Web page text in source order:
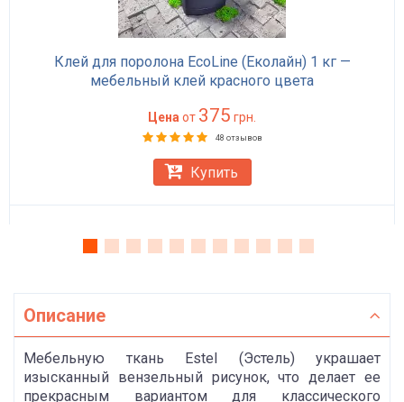
Клей для поролона EcoLine (Еколайн) 1 кг —
мебельный клей красного цвета
Цена от 375 грн.
48 отзывов
Купить
Описание
Мебельную ткань Estel (Эстель) украшает
изысканный вензельный рисунок, что делает ее
прекрасным вариантом для классического